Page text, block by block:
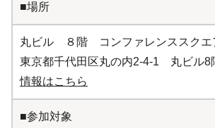
■場所
丸ビル ８階 コンファレンススクエ
東京都千代田区丸の内2-4-1 丸ビ
情報はこちら
■参加対象